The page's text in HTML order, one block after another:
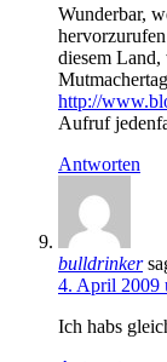
Wunderbar,
diesem
http://
Aufruf
Antworten
bulldrinker
4. April 2009
Ich habs